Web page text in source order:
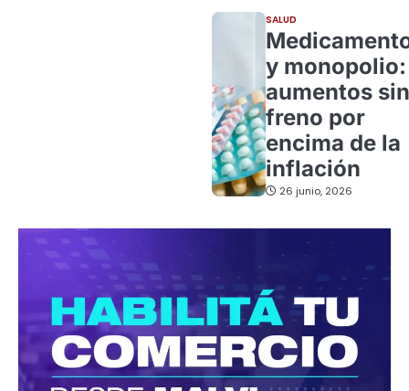
SALUD
y monopolio:
aumentos sin
freno por
encima de la
inflación
26 junio, 2026